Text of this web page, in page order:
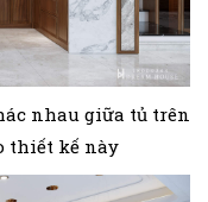
nhau giữa tủ trên
thiết kế này